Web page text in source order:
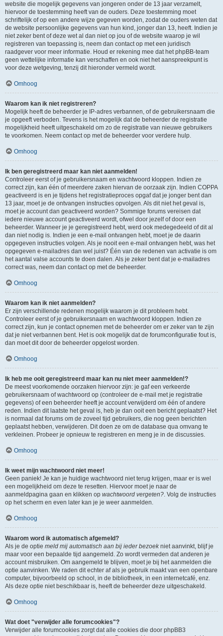
website die mogelijk gegevens van jongeren onder de 13 jaar verzamelt,
hiervoor de toestemming heeft van de ouders. Deze toestemming moet
schriftelijk of op een andere wijze gegeven worden, zodat de ouders weten dat
de website persoonlijke gegevens van hun kind, jonger dan 13, heeft. Indien je
niet zeker bent of deze wet al dan niet op jou of de website waarop je wil
registreren van toepassing is, neem dan contact op met een juridisch
raadgever voor meer informatie. Houd er rekening mee dat het phpBB-team
geen wettelijke informatie kan verschaffen en ook niet het aanspreekpunt is
voor deze wetgeving, tenzij dit hieronder vermeld wordt.
Omhoog
Waarom kan ik niet registreren?
Mogelijk heeft de beheerder je IP-adres verbannen, of de gebruikersnaam die
je opgeeft verboden. Tevens is het mogelijk dat de beheerder de registratie
mogelijkheid heeft uitgeschakeld om zo de registratie van nieuwe gebruikers
te voorkomen. Neem contact op met de beheerder voor verdere hulp.
Omhoog
Ik ben geregistreerd maar kan niet aanmelden!
Controleer eerst of je gebruikersnaam en wachtwoord kloppen. Indien ze
correct zijn, kan één of meerdere zaken hiervan de oorzaak zijn. Indien COPPA
geactiveerd is en je tijdens het registratieproces opgaf dat je jonger bent dan
13 jaar, moet je de ontvangen instructies opvolgen. Als dit niet het geval is,
moet je account dan geactiveerd worden? Sommige forums vereisen dat
iedere nieuwe account geactiveerd wordt, ofwel door jezelf of door een
beheerder. Wanneer je je geregistreerd hebt, werd ook medegedeeld of dit al
dan niet nodig is. Indien je een e-mail ontvangen hebt, moet je de daarin
opgegeven instructies volgen. Als je nooit een e-mail ontvangen hebt, was het
opgegeven e-mailadres dan wel juist? Één van de redenen van activatie is om
het aantal valse accounts te doen dalen. Als je zeker bent dat je e-mailadres
correct was, neem dan contact op met de beheerder.
Omhoog
Waarom kan ik niet aanmelden?
Er zijn verschillende redenen mogelijk waarom je dit probleem hebt.
Controleer eerst of je gebruikersnaam en wachtwoord kloppen. Indien ze
correct zijn, kun je contact opnemen met de beheerder om er zeker van te zijn
dat je niet verbannen bent. Het is ook mogelijk dat de forumconfiguratie fout is,
dan moet dit door de beheerder opgelost worden.
Omhoog
Ik heb me ooit geregistreerd maar kan nu niet meer aanmelden!?
De meest voorkomende oorzaken hiervoor zijn: je gaf een verkeerde
gebruikersnaam of wachtwoord op (controleer de e-mail met je registratie
gegevens) of een beheerder heeft je account verwijderd om één of andere
reden. Indien dit laatste het geval is, heb je dan ooit een bericht geplaatst? Het
is normaal dat forums om de zoveel tijd gebruikers, die nog geen berichten
geplaatst hebben, verwijderen. Dit doen ze om de database qua omvang te
verkleinen. Probeer je opnieuw te registreren en meng je in de discussies.
Omhoog
Ik weet mijn wachtwoord niet meer!
Geen paniek! Je kan je huidige wachtwoord niet terug krijgen, maar er is wel
een mogelijkheid om deze te resetten. Hiervoor moet je naar de
aanmeldpagina gaan en klikken op wachtwoord vergeten?. Volg de instructies
op het scherm en even later kan je je weer aanmelden.
Omhoog
Waarom word ik automatisch afgemeld?
Als je de optie meld mij automatisch aan bij ieder bezoekniet aanvinkt, blijf je
maar voor een bepaalde tijd aangemeld. Zo wordt vermeden dat anderen je
account misbruiken. Om aangemeld te blijven, moet je bij het aanmelden die
optie aanvinken. We raden dit echter af als je gebruik maakt van een openbare
computer, bijvoorbeeld op school, in de bibliotheek, in een internetcafé, enz.
Als deze optie niet beschikbaar is, heeft de beheerder deze uitgeschakeld.
Omhoog
Wat doet "verwijder alle forumcookies"?
Verwijder alle forumcookies zorgt dat alle cookies die door phpBB3